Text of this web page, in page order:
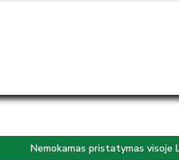
Nemokamas pristatymas